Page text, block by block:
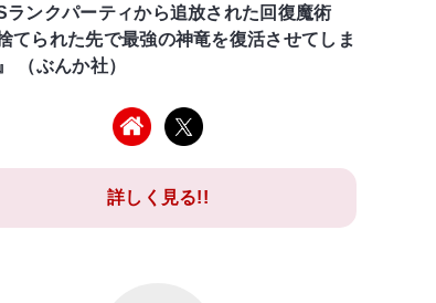
ランクパーティから追放された回復魔術
てられた先で最強の神竜を復活させてしま
（ぶんか社）
詳しく見る!!